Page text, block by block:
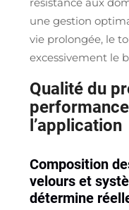
une gestion
vie prolongée, le
excessivement le
Qualité du
l’application
Composition
velours et
détermine